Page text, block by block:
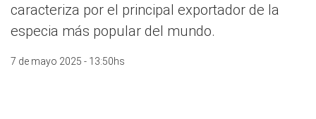
caracteriza por el principal exportador de la
especia más popular del mundo.
7 de mayo 2025 - 13:50hs